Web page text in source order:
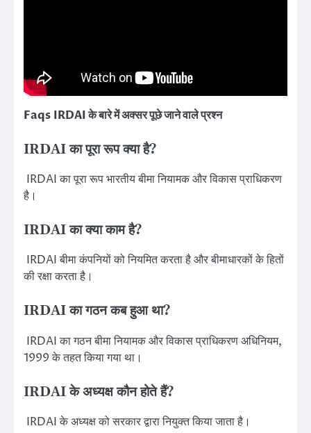
Faqs IRDAI के बारे में अक्सर पूछे जाने वाले प्रश्न
IRDAI का पूरा रूप क्या है?
IRDAI का पूरा रूप भारतीय बीमा नियामक और विकास प्राधिकरण
है।
IRDAI का क्या काम है?
IRDAI बीमा कंपनियों को नियमित करता है और बीमाधारकों के हितों
की रक्षा करता है।
IRDAI का गठन कब हुआ था?
IRDAI का गठन बीमा नियामक और विकास प्राधिकरण अधिनियम,
1999 के तहत किया गया था।
IRDAI के अध्यक्ष कौन होते हैं?
IRDAI के अध्यक्ष को सरकार द्वारा नियुक्त किया जाता है।